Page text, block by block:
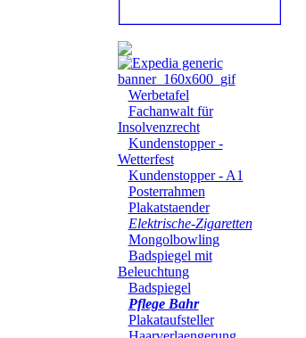
Werbetafel
Fachanwalt für
Insolvenzrecht
Kundenstopper -
Wetterfest
Kundenstopper - A1
Posterrahmen
Plakatstaender
Elektrische-Zigaretten
Mongolbowling
Badspiegel mit
Beleuchtung
Badspiegel
Pflege Bahr
Plakataufsteller